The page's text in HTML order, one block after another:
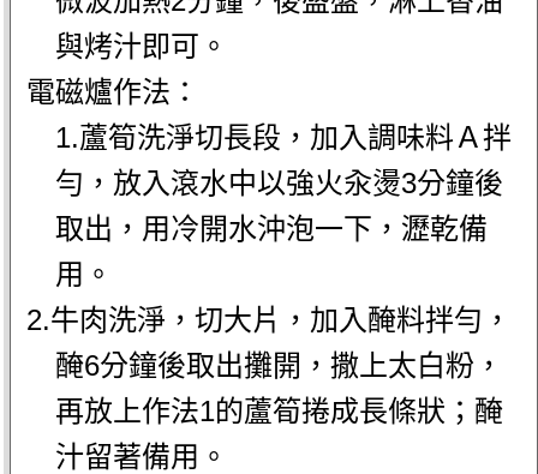
與烤汁即可。
電磁爐作法：
1.蘆筍洗淨切長段，加入調味料Ａ拌
勻，放入滾水中以強火汆燙3分鐘後
取出，用冷開水沖泡一下，瀝乾備
用。
2.牛肉洗淨，切大片，加入醃料拌勻，
醃6分鐘後取出攤開，撒上太白粉，
再放上作法1的蘆筍捲成長條狀；醃
汁留著備用。